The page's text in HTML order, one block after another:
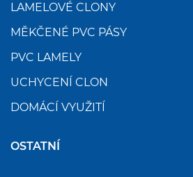
LAMELOVÉ CLONY
MĚKČENÉ PVC PÁSY
PVC LAMELY
UCHYCENÍ CLON
DOMÁCÍ VYUŽITÍ
OSTATNÍ